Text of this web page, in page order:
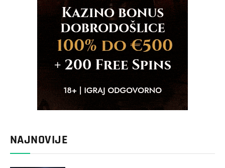
NAJNOVIJE